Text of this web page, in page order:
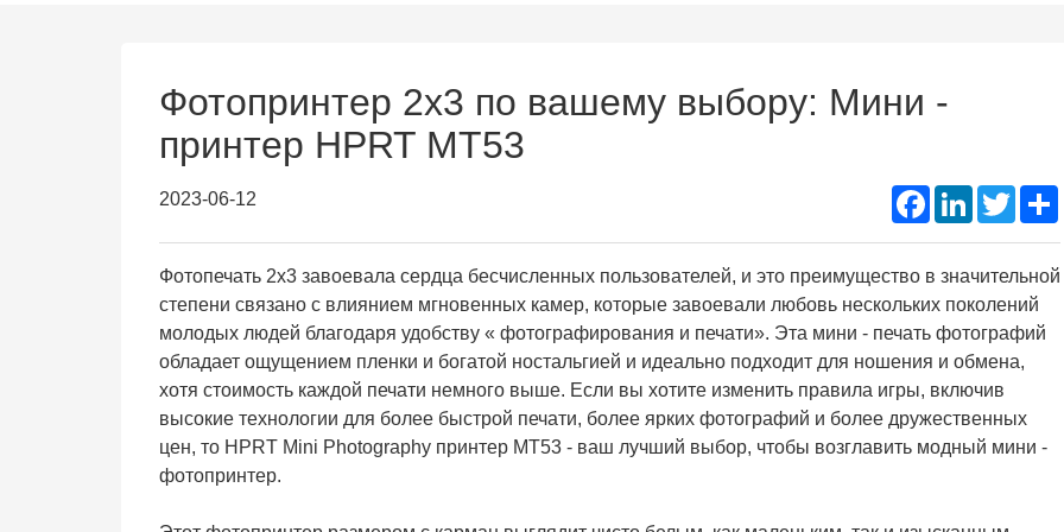
Portable A4 Printer
Фотопринтер 2x3 по вашему выбору: Мини -
принтер HPRT MT53
2023-06-12 Facebook
LinkedInTwitter
Фотопечать 2x3 завоевала сердца бесчисленных пользователей, и это преимущество в значительной
степени связано с влиянием мгновенных камер, которые завоевали любовь нескольких поколений
молодых людей благодаря удобству « фотографирования и печати». Эта мини - печать фотографий
обладает ощущением пленки и богатой ностальгией и идеально подходит для ношения и обмена,
хотя стоимость каждой печати немного выше. Если вы хотите изменить правила игры, включив
высокие технологии для более быстрой печати, более ярких фотографий и более дружественных
цен, то HPRT Mini Photography принтер MT53 - ваш лучший выбор, чтобы возглавить модный мини -
фотопринтер.